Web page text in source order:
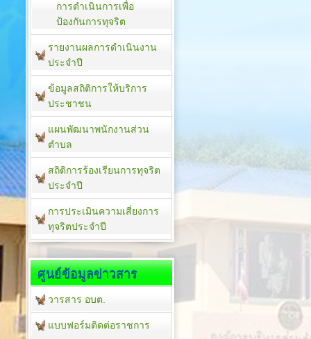
การดำเนินการเพื่อ
ป้องกันการทุจริต
รายงานผลการดำเนินงาน
ประจำปี
ข้อมูลสถิติการให้บริการ
ประชาชน
แผนพัฒนาพนักงานส่วน
ตำบล
สถิติการร้องเรียนการทุจริต
ประจำปี
การประเมินความเสี่ยงการ
ทุจริตประจำปี
ศูนย์ข้อมูลข่าวสาร
วารสาร อบต.
แบบฟอร์มติดต่อราชการ